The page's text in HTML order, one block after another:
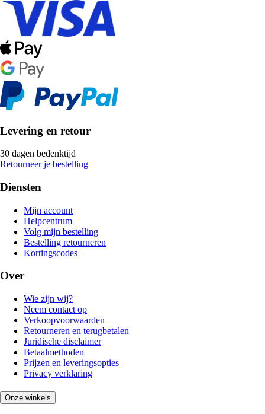
Levering en retour
30 dagen bedenktijd
Retourneer je bestelling
Diensten
Mijn account
Helpcentrum
Volg mijn bestelling
Bestelling retourneren
Kortingscodes
Over
Wie zijn wij?
Neem contact op
Verkoopvoorwaarden
Retourneren en terugbetalen
Juridische disclaimer
Betaalmethoden
Prijzen en leveringsopties
Privacy verklaring
Onze winkels